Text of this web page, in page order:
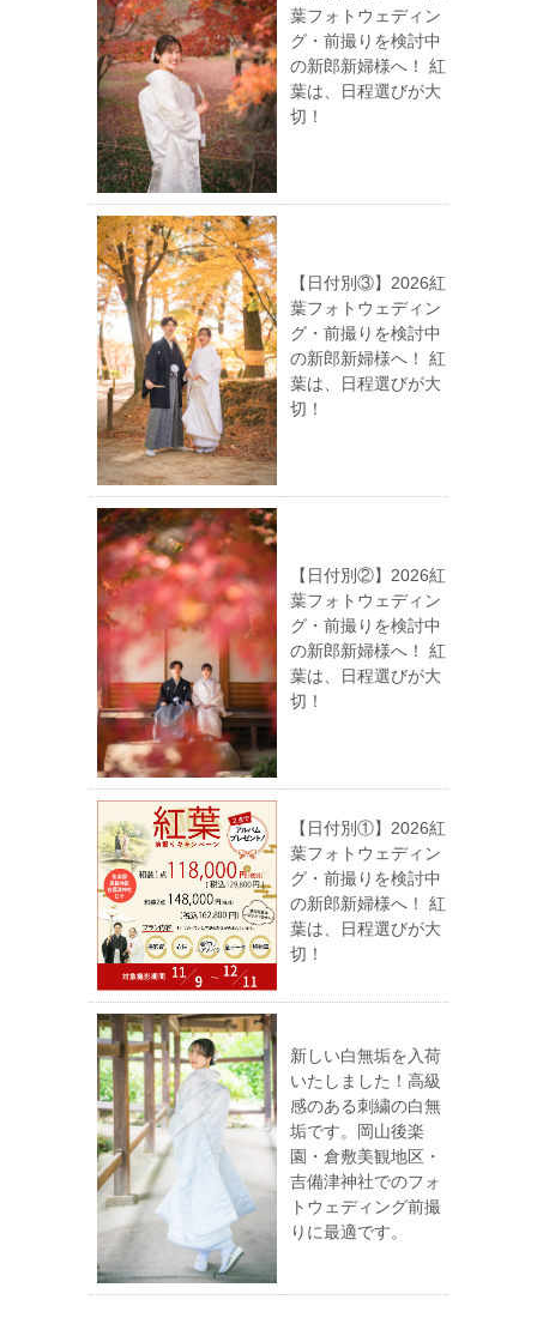
葉フォトウェディン
グ・前撮りを検討中
の新郎新婦様へ！ 紅
葉は、日程選びが大
切！
【日付別③】2026紅
葉フォトウェディン
グ・前撮りを検討中
の新郎新婦様へ！ 紅
葉は、日程選びが大
切！
【日付別②】2026紅
葉フォトウェディン
グ・前撮りを検討中
の新郎新婦様へ！ 紅
葉は、日程選びが大
切！
【日付別①】2026紅
葉フォトウェディン
グ・前撮りを検討中
の新郎新婦様へ！ 紅
葉は、日程選びが大
切！
新しい白無垢を入荷
いたしました！高級
感のある刺繍の白無
垢です。岡山後楽
園・倉敷美観地区・
吉備津神社でのフォ
トウェディング前撮
りに最適です。